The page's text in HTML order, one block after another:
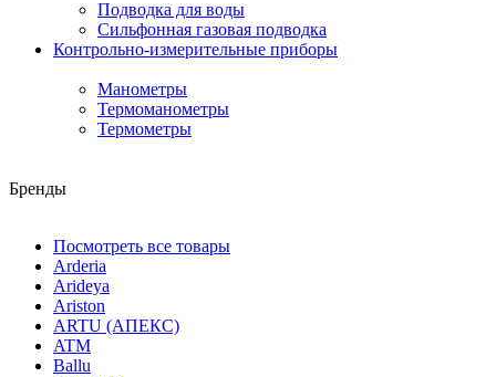
Подводка для воды
Сильфонная газовая подводка
Контрольно-измерительные приборы
Манометры
Термоманометры
Термометры
Бренды
Посмотреть все товары
Arderia
Arideya
Ariston
ARTU (АПЕКС)
ATM
Ballu